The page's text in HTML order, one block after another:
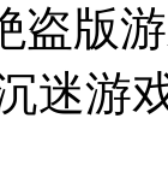
盗版
迷游